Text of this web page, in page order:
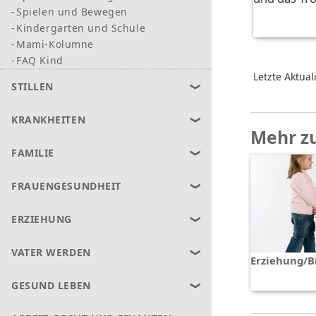
Spielen und Bewegen
Kindergarten und Schule
Mami-Kolumne
FAQ Kind
STILLEN
KRANKHEITEN
FAMILIE
FRAUENGESUNDHEIT
ERZIEHUNG
VATER WERDEN
GESUND LEBEN
Letzte
Mehr
Erziehung/